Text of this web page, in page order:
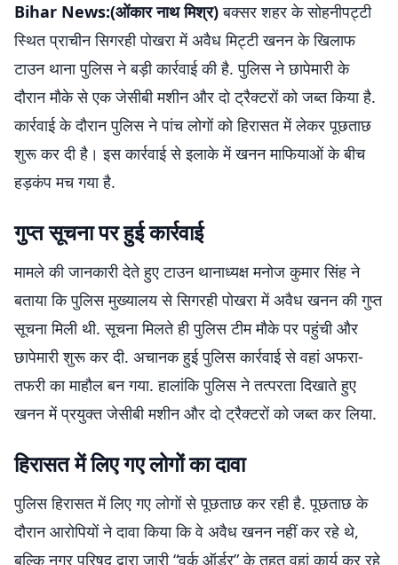
Bihar News:(ओंकार नाथ मिश्र)बक्सर शहर के सोहनीपट्टी
स्थित प्राचीन सिगरही पोखरा में अवैध मिट्टी खनन के खिलाफ
टाउन थाना पुलिस ने बड़ी कार्रवाई की है. पुलिस ने छापेमारी के
दौरान मौके से एक जेसीबी मशीन और दो ट्रैक्टरों को जब्त किया है.
कार्रवाई के दौरान पुलिस ने पांच लोगों को हिरासत में लेकर पूछताछ
शुरू कर दी है। इस कार्रवाई से इलाके में खनन माफियाओं के बीच
हड़कंप मच गया है.
गुप्त सूचना पर हुई कार्रवाई
मामले की जानकारी देते हुए टाउन थानाध्यक्ष मनोज कुमार सिंह ने
बताया कि पुलिस मुख्यालय से सिगरही पोखरा में अवैध खनन की गुप्त
सूचना मिली थी. सूचना मिलते ही पुलिस टीम मौके पर पहुंची और
छापेमारी शुरू कर दी. अचानक हुई पुलिस कार्रवाई से वहां अफरा-
तफरी का माहौल बन गया. हालांकि पुलिस ने तत्परता दिखाते हुए
खनन में प्रयुक्त जेसीबी मशीन और दो ट्रैक्टरों को जब्त कर लिया.
हिरासत में लिए गए लोगों का दावा
पुलिस हिरासत में लिए गए लोगों से पूछताछ कर रही है. पूछताछ के
दौरान आरोपियों ने दावा किया कि वे अवैध खनन नहीं कर रहे थे,
बल्कि नगर परिषद द्वारा जारी “वर्क ऑर्डर” के तहत वहां कार्य कर रहे